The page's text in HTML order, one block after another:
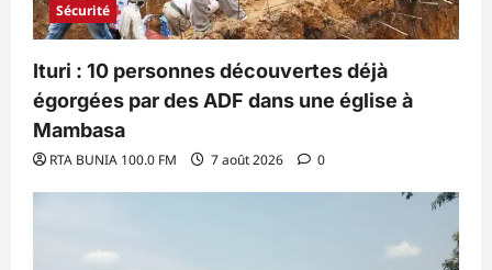
Sécurité
Ituri : 10 personnes découvertes déjà
égorgées par des ADF dans une église à
Mambasa
RTA BUNIA 100.0 FM 7 août 2026 0